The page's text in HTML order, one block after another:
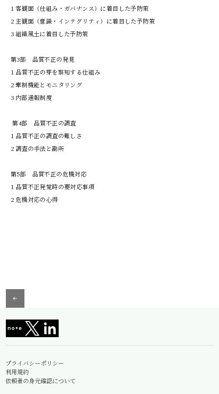
1 客観面（仕組み・ガバナンス）に着目した予防策
2 主観面（意識・インテグリティ）に着目した予防策
3 組織風土に着目した予防策
第3部　品質不正の発見
1 品質不正の芽を察知する仕組み
2 牽制機能とモニタリング
3 内部通報制度
第4部　品質不正の調査
1 品質不正の調査の難しさ
2 調査の手法と勘所
第5部　品質不正の危機対応
1 品質不正発覚時の要対応事項
プライバシーポリシー
利用規約
依頼者の身元確認について